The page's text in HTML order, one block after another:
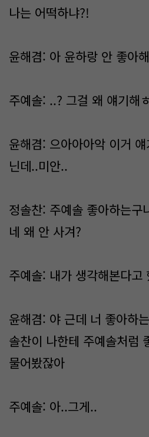
나는 어떡하냐?!
윤해겸: 아 윤하랑 안 좋아
주예솔: ..? 그걸 왜 얘기해
윤해겸: 으아아아악 이거
닌데..미안..
정솔찬: 주예솔 좋아하는구
네 왜 안 사겨?
주예솔: 내가 생각해본다고
윤해겸: 야 근데 너 좋아하
솔찬이 나한테 주예솔처럼
물어봤잖아
주예솔: 아..그게..